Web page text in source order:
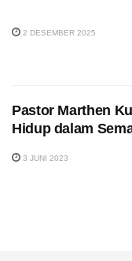
2 DESEMBER 2025
Pastor Marthen
Hidup dalam
3 JUNI 2023